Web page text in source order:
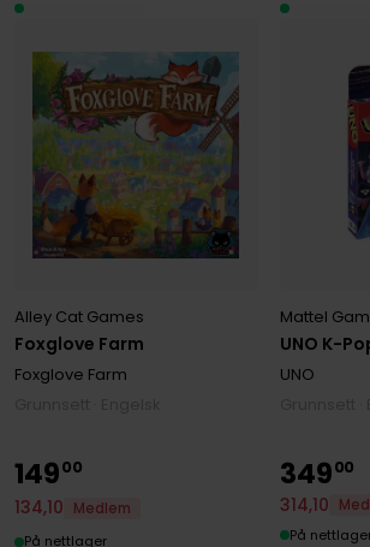
Foxglove Farm
Alley Cat Games
Foxglove Farm
UNO K-
Mattel
UNO
14900
134,10
Medlem
På nettlager
34900
314,10
På